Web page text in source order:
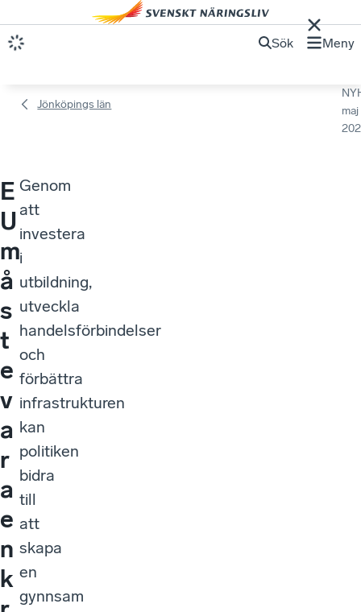
Sök Meny
Jönköpings län
maj
E
U
m
å
s
t
e
v
a
r
a
e
n
k
Genom
att
investera
i
utbildning,
utveckla
handelsförbindelser
och
förbättra
infrastrukturen
kan
politiken
bidra
till
att
skapa
en
gynnsam